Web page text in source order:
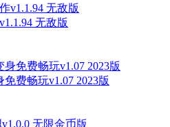
无敌版
费畅玩v1.07 2023版